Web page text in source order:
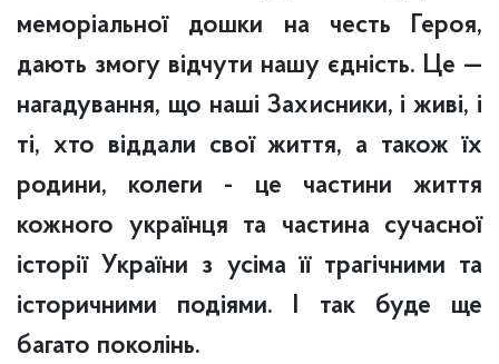
меморіальної дошки на честь Героя,
дають змогу відчути нашу єдність. Це —
нагадування, що наші Захисники, і живі, і
ті, хто віддали свої життя, а також їх
родини, колеги - це частини життя
кожного українця та частина сучасної
історії України з усіма її трагічними та
історичними подіями. І так буде ще
багато поколінь.